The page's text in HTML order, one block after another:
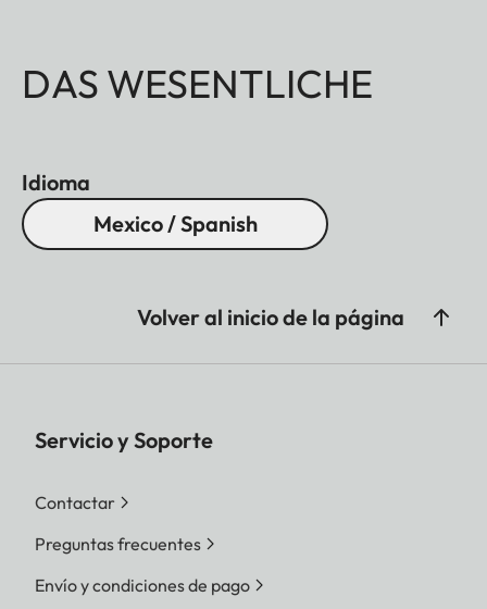
DAS WESENTLICHE
Idioma
Mexico / Spanish
Volver al inicio de la página
Servicio y Soporte
Contactar
Preguntas frecuentes
Envío y condiciones de pago